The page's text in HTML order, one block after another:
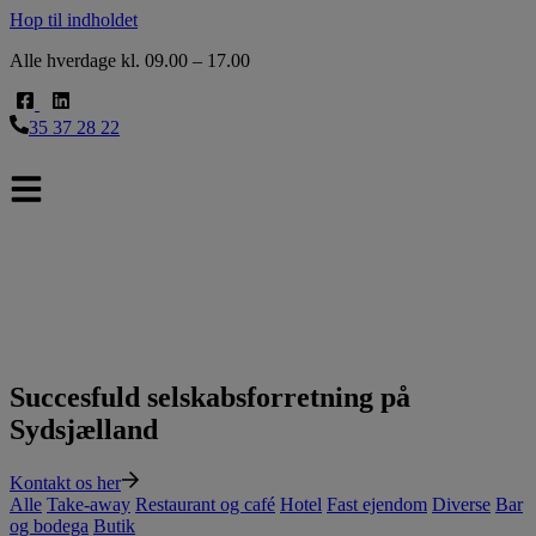
Hop til indholdet
Alle hverdage kl. 09.00 – 17.00
35 37 28 22
Succesfuld selskabsforretning på
Sydsjælland
Kontakt os her
Alle Take-away Restaurant og café Hotel Fast ejendom Diverse Bar
og bodega Butik